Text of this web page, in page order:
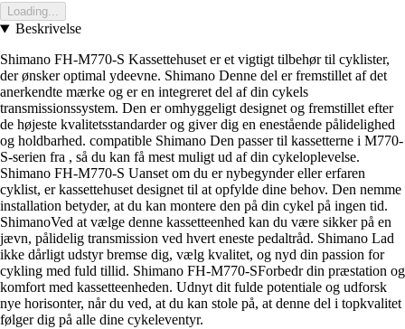
Loading...
Beskrivelse
Shimano FH-M770-S Kassettehuset er et vigtigt tilbehør til cyklister,
der ønsker optimal ydeevne. Shimano Denne del er fremstillet af det
anerkendte mærke og er en integreret del af din cykels
transmissionssystem. Den er omhyggeligt designet og fremstillet efter
de højeste kvalitetsstandarder og giver dig en enestående pålidelighed
og holdbarhed. compatible Shimano Den passer til kassetterne i M770-
S-serien fra , så du kan få mest muligt ud af din cykeloplevelse.
Shimano FH-M770-S Uanset om du er nybegynder eller erfaren
cyklist, er kassettehuset designet til at opfylde dine behov. Den nemme
installation betyder, at du kan montere den på din cykel på ingen tid.
ShimanoVed at vælge denne kassetteenhed kan du være sikker på en
jævn, pålidelig transmission ved hvert eneste pedaltråd. Shimano Lad
ikke dårligt udstyr bremse dig, vælg kvalitet, og nyd din passion for
cykling med fuld tillid. Shimano FH-M770-SForbedr din præstation og
komfort med kassetteenheden. Udnyt dit fulde potentiale og udforsk
nye horisonter, når du ved, at du kan stole på, at denne del i topkvalitet
følger dig på alle dine cykeleventyr.